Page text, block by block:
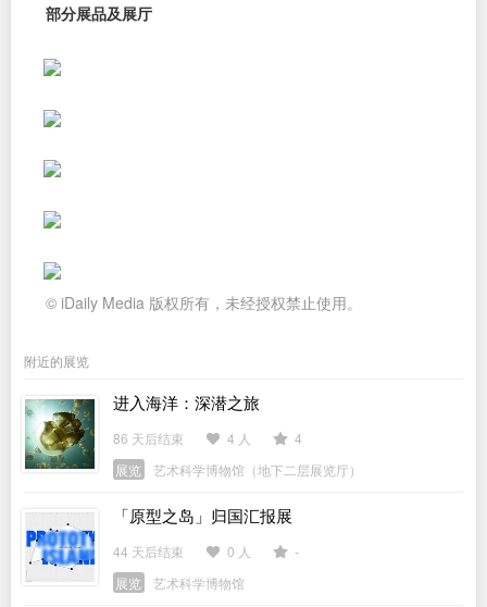
部分展品及展厅
© iDaily Media 版权所有，未经授权禁止使用。
附近的展览
进入海洋：深潜之旅
86 天后结束 4 人
4
展览
艺术科学博物馆（地下二层展览厅）
「原型之岛」归国汇报展
44 天后结束 0 人
-
展览
艺术科学博物馆